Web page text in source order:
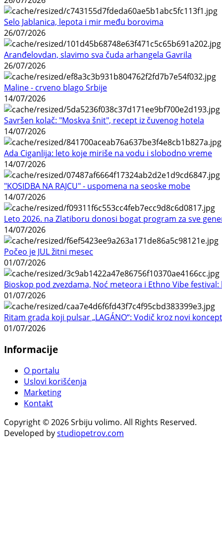
Selo Jablanica, lepota i mir među borovima
26/07/2026
Aranđelovdan, slavimo sva čuda arhangela Gavrila
26/07/2026
Maline - crveno blago Srbije
14/07/2026
Savršen kolač: "Moskva šnit", recept iz čuvenog hotela
14/07/2026
Ada Ciganlija: leto koje miriše na vodu i slobodno vreme
14/07/2026
"KOSIDBA NA RAJCU" - uspomena na seoske mobe
14/07/2026
Leto 2026. na Zlatiboru donosi bogat program za sve
14/07/2026
Počeo je JUL žitni mesec
01/07/2026
Bioskop pod zvezdama, Noć meteora i Ethno Vibe
01/07/2026
Ritam grada koji pulsar „LAGÁNO“: Vodič kroz novi
01/07/2026
Informacije
O portalu
Uslovi korišćenja
Marketing
Kontakt
Copyright © 2026 Srbiju volimo. All Rights Reserved.
Developed bystudiopetrov.com